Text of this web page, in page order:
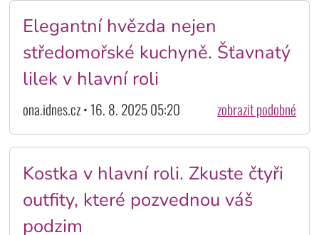
Elegantní hvězda nejen
středomořské kuchyně. Šťavnatý
lilek v hlavní roli
ona.idnes.cz • 16. 8. 2025 05:20 zobrazit podobné
Kostka v hlavní roli. Zkuste čtyři
outfity, které pozvednou váš
podzim